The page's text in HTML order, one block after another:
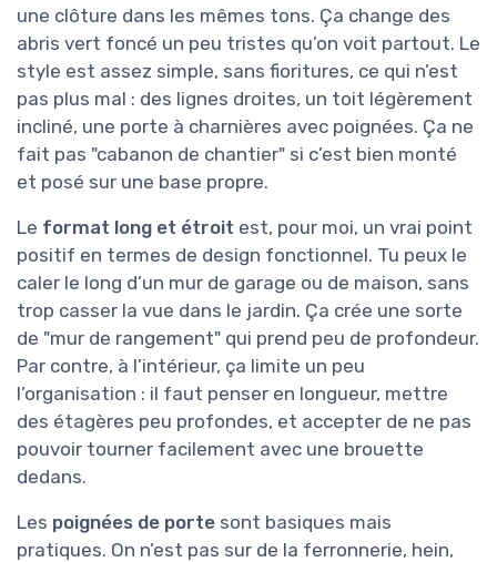
une clôture dans les mêmes tons. Ça change des
abris vert foncé un peu tristes qu’on voit partout. Le
style est assez simple, sans fioritures, ce qui n’est
pas plus mal : des lignes droites, un toit légèrement
incliné, une porte à charnières avec poignées. Ça ne
fait pas "cabanon de chantier" si c’est bien monté
et posé sur une base propre.
Le format long et étroit est, pour moi, un vrai point
positif en termes de design fonctionnel. Tu peux le
caler le long d’un mur de garage ou de maison, sans
trop casser la vue dans le jardin. Ça crée une sorte
de "mur de rangement" qui prend peu de profondeur.
Par contre, à l’intérieur, ça limite un peu
l’organisation : il faut penser en longueur, mettre
des étagères peu profondes, et accepter de ne pas
pouvoir tourner facilement avec une brouette
dedans.
Les poignées de porte sont basiques mais
pratiques. On n’est pas sur de la ferronnerie, hein,